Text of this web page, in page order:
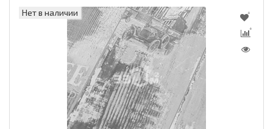
Нет в наличии